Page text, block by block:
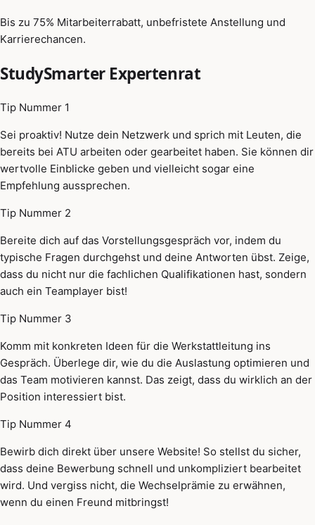
Bis zu 75% Mitarbeiterrabatt, unbefristete Anstellung und
Karrierechancen.
StudySmarter Expertenrat
Tip Nummer 1
Sei proaktiv! Nutze dein Netzwerk und sprich mit Leuten, die
bereits bei ATU arbeiten oder gearbeitet haben. Sie können dir
wertvolle Einblicke geben und vielleicht sogar eine
Empfehlung aussprechen.
Tip Nummer 2
Bereite dich auf das Vorstellungsgespräch vor, indem du
typische Fragen durchgehst und deine Antworten übst. Zeige,
dass du nicht nur die fachlichen Qualifikationen hast, sondern
auch ein Teamplayer bist!
Tip Nummer 3
Komm mit konkreten Ideen für die Werkstattleitung ins
Gespräch. Überlege dir, wie du die Auslastung optimieren und
das Team motivieren kannst. Das zeigt, dass du wirklich an der
Position interessiert bist.
Tip Nummer 4
Bewirb dich direkt über unsere Website! So stellst du sicher,
dass deine Bewerbung schnell und unkompliziert bearbeitet
wird. Und vergiss nicht, die Wechselprämie zu erwähnen,
wenn du einen Freund mitbringst!